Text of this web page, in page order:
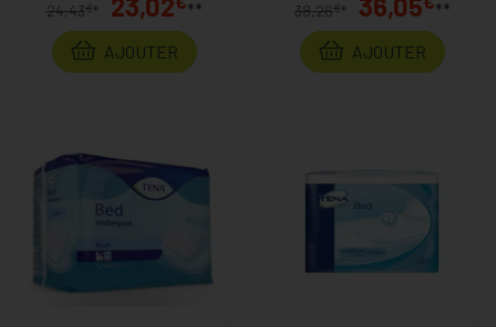
24,43€ *
**
AJOUTER
38,26€ *
**
AJOUTER